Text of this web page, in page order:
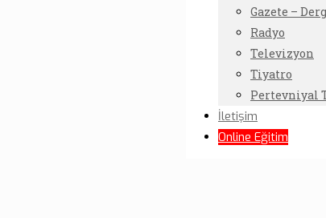
Gazete –
Radyo
Televizyon
Tiyatro
Pertevniyal
İletişim
Online Eğitim